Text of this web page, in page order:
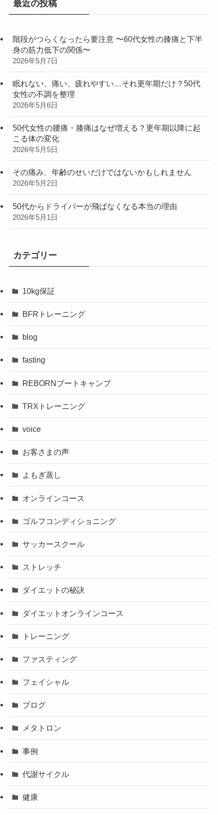
最近の投稿
階段がつらくなったら要注意 〜60代女性の膝痛と下半
身の筋力低下の関係〜
2026年5月7日
眠れない、痛い、疲れやすい…それ更年期だけ？50代
女性の不調を整理
2026年5月6日
50代女性の腰痛・膝痛はなぜ増える？更年期以降に起
こる体の変化
2026年5月5日
その痛み、年齢のせいだけではないかもしれません
2026年5月2日
50代からドライバーが飛ばなくなる本当の理由
2026年5月1日
カテゴリー
10kg保証
BFRトレーニング
blog
fasting
REBORNブートキャンプ
TRXトレーニング
voice
お客さまの声
よもぎ蒸し
オンラインコース
ゴルフコンディショニング
サッカースクール
ストレッチ
ダイエットの秘訣
ダイエットオンラインコース
トレーニング
ファスティング
フェイシャル
ブログ
メタトロン
事例
代謝サイクル
健康